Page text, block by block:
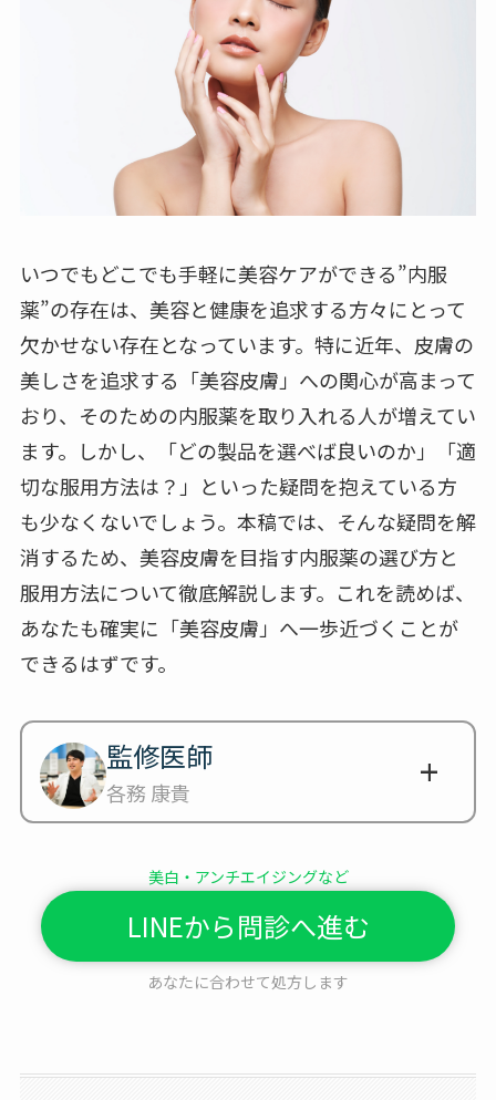
いつでもどこでも手軽に美容ケアができる”内服
薬”の存在は、美容と健康を追求する方々にとって
欠かせない存在となっています。特に近年、皮膚の
美しさを追求する「美容皮膚」への関心が高まって
おり、そのための内服薬を取り入れる人が増えてい
ます。しかし、「どの製品を選べば良いのか」「適
切な服用方法は？」といった疑問を抱えている方
も少なくないでしょう。本稿では、そんな疑問を解
消するため、美容皮膚を目指す内服薬の選び方と
服用方法について徹底解説します。これを読めば、
あなたも確実に「美容皮膚」へ一歩近づくことが
できるはずです。
監修医師
各務 康貴
美白・アンチエイジングなど
LINEから問診へ進む
あなたに合わせて処方します